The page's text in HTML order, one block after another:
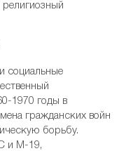
социальные
1970 годы в
гражданских войн
борьбу.
и М-19,